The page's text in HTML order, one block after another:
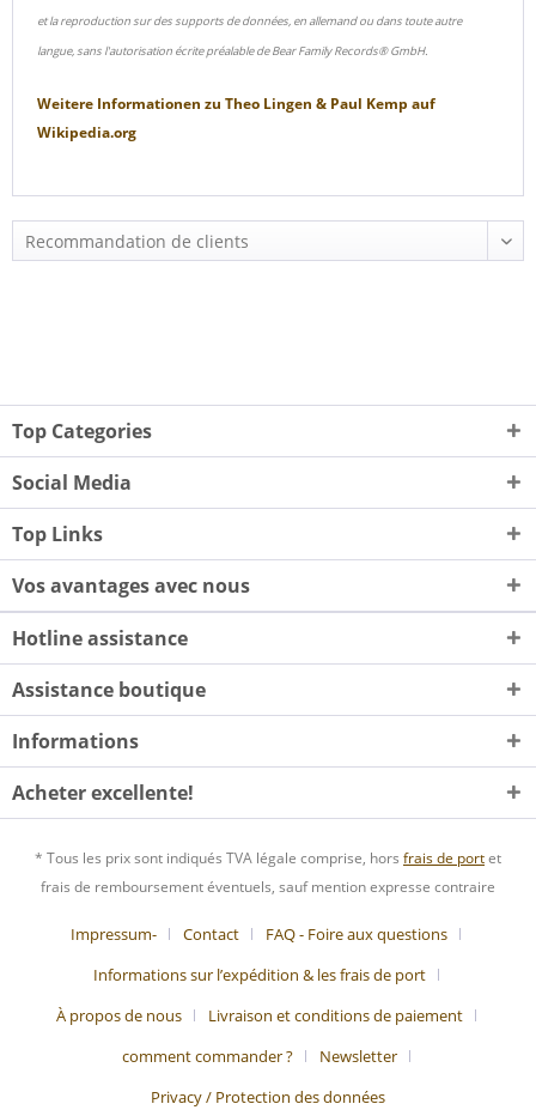
et la reproduction sur des supports de données, en allemand ou dans toute autre
langue, sans l'autorisation écrite préalable de Bear Family Records® GmbH.
Weitere Informationen zu Theo Lingen & Paul Kemp auf
Wikipedia.org
Top Categories
Social Media
Top Links
Vos avantages avec nous
Hotline assistance
Assistance boutique
Informations
Acheter excellente!
* Tous les prix sont indiqués TVA légale comprise, hors frais de portet
frais de remboursement éventuels, sauf mention expresse contraire
Impressum- Contact
FAQ - Foire aux questions
Informations sur l’expédition & les frais de port
À propos de nous
Livraison et conditions de paiement
comment commander ?
Newsletter
Privacy / Protection des données